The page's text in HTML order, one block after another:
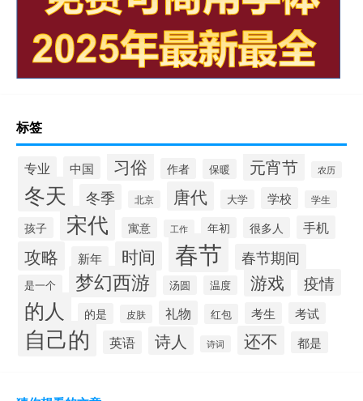
标签
专业 中国 习俗 作者 保暖 元宵节 农历
冬天 冬季 北京 唐代 大学 学校 学生
孩子 宋代 寓意 工作 年初 很多人 手机
攻略 新年 时间 春节 春节期间
是一个 梦幻西游 汤圆 温度 游戏 疫情
的人 的是 皮肤 礼物 红包 考生 考试
自己的 英语 诗人 诗词 还不 都是